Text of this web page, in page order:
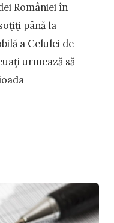
României în
până la
a Celulei de
urmează să